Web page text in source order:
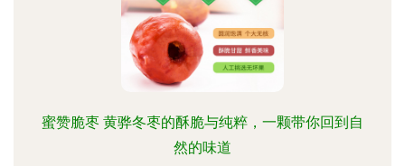
蜜赞脆枣 黄骅冬枣的酥脆与纯粹，一颗带你回到自
然的味道